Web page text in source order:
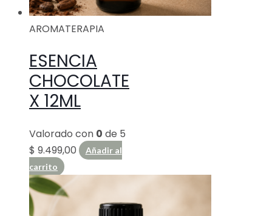
AROMATERAPIA
ESENCIA
CHOCOLATE
X 12ML
Valorado con 0 de 5
$ 9.499,00
Añadir al
carrito